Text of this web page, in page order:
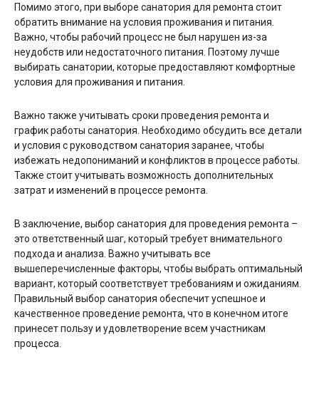
Помимо этого, при выборе санатория для ремонта стоит
обратить внимание на условия проживания и питания.
Важно, чтобы рабочий процесс не был нарушен из-за
неудобств или недостаточного питания. Поэтому лучше
выбирать санатории, которые предоставляют комфортные
условия для проживания и питания.
Важно также учитывать сроки проведения ремонта и
график работы санатория. Необходимо обсудить все детали
и условия с руководством санатория заранее, чтобы
избежать недопониманий и конфликтов в процессе работы.
Также стоит учитывать возможность дополнительных
затрат и изменений в процессе ремонта.
В заключение, выбор санатория для проведения ремонта –
это ответственный шаг, который требует внимательного
подхода и анализа. Важно учитывать все
вышеперечисленные факторы, чтобы выбрать оптимальный
вариант, который соответствует требованиям и ожиданиям.
Правильный выбор санатория обеспечит успешное и
качественное проведение ремонта, что в конечном итоге
принесет пользу и удовлетворение всем участникам
процесса.